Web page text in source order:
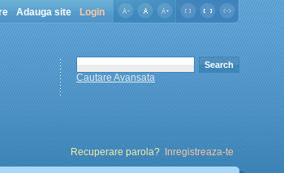
Adauga site Login
Cautare Avansata
Recuperare parola?
Inregistreaza-te